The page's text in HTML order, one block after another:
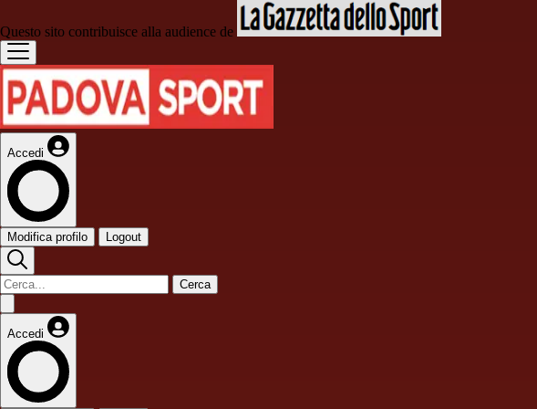
Questo sito contribuisce alla audience de
Accedi
Modifica profilo Logout
Cerca
Accedi